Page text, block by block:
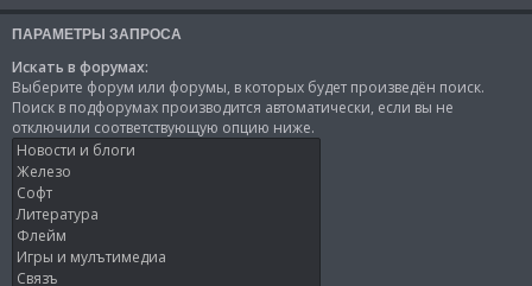
ПАРАМЕТРЫ ЗАПРОСА
Искать в форумах:
Выберите форум или форумы, в которых будет произведён поиск.
Поиск в подфорумах производится автоматически, если вы не
отключили соответствующую опцию ниже.